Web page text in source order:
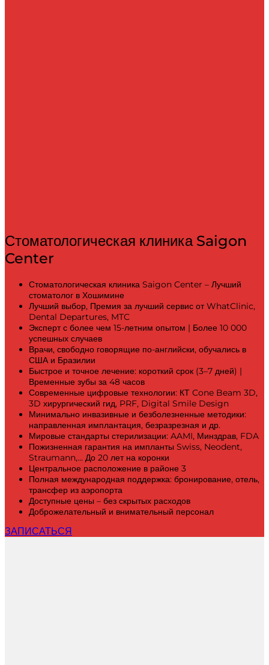
Стоматологическая клиника Saigon
Center
Стоматологическая клиника Saigon Center – Лучший
стоматолог в Хошимине
Лучший выбор, Премия за лучший сервис от WhatClinic,
Dental Departures, MTC
Эксперт с более чем 15-летним опытом | Более 10 000
успешных случаев
Врачи, свободно говорящие по-английски, обучались в
США и Бразилии
Быстрое и точное лечение: короткий срок (3–7 дней) |
Временные зубы за 48 часов
Современные цифровые технологии: КТ Cone Beam 3D,
3D хирургический гид, PRF, Digital Smile Design
Минимально инвазивные и безболезненные методики:
направленная имплантация, безразрезная и др.
Мировые стандарты стерилизации: AAMI, Минздрав, FDA
Пожизненная гарантия на импланты Swiss, Neodent,
Straumann,... До 20 лет на коронки
Центральное расположение в районе 3
Полная международная поддержка: бронирование, отель,
трансфер из аэропорта
Доступные цены – без скрытых расходов
Доброжелательный и внимательный персонал
ЗАПИСАТЬСЯ